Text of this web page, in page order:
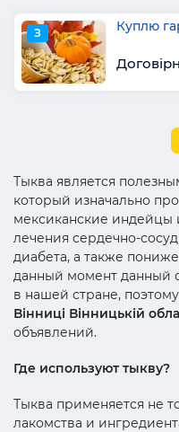
З Куплю
Тыква является
который изначально
мексиканские индейцы
лечения сердечно-
диабета, а также
данный момент данный
в нашей стране,
Вінниці Вінницькій
объявлений.
Где используют тыкву?
Тыква применяется не
лакомства и